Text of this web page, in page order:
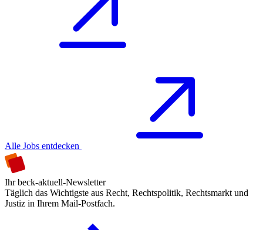
Alle Jobs entdecken
Ihr beck-aktuell-Newsletter
Täglich das Wichtigste aus Recht, Rechtspolitik, Rechtsmarkt und
Justiz in Ihrem Mail-Postfach.